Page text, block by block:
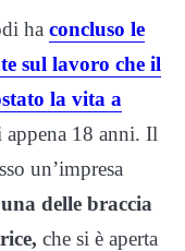
ha concluso le
sul lavoro che il
la vita a
appena 18 anni. Il
un’impresa
delle braccia
che si è aperta